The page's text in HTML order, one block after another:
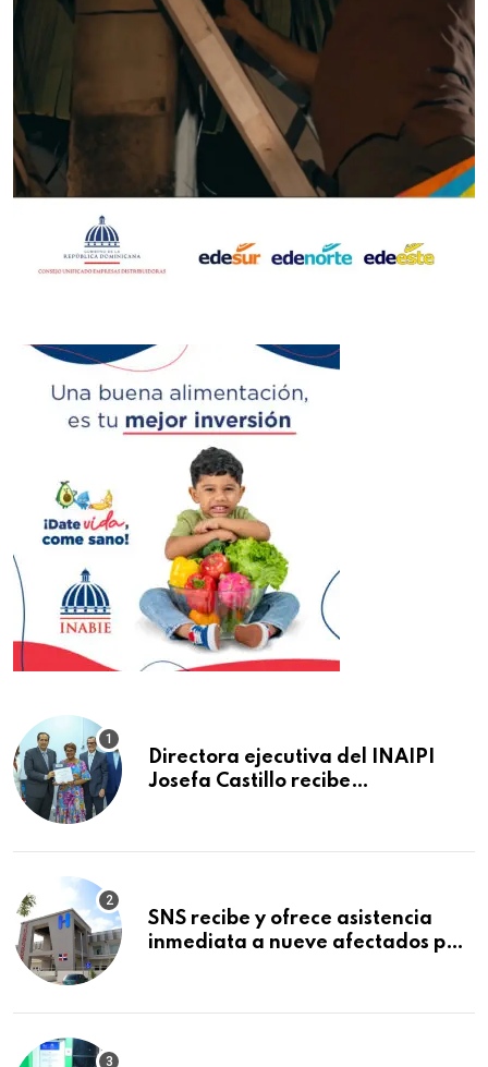
Directora ejecutiva del INAIPI
Josefa Castillo recibe
SNS recibe y ofrece asistencia
inmediata a nueve afectados por
Macorís